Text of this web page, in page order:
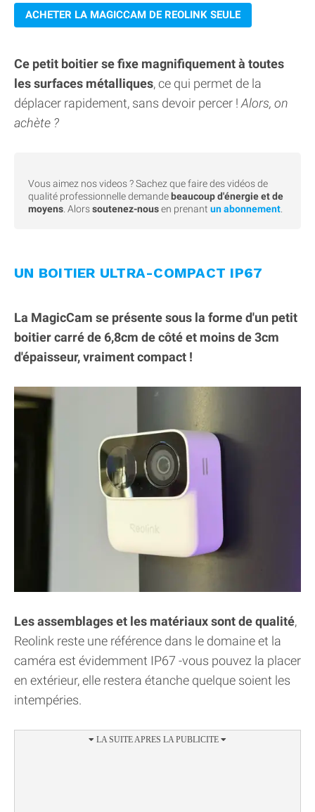
ACHETER LA MAGICCAM DE REOLINK SEULE
Ce petit boitier se fixe magnifiquement à toutes
les surfaces métalliques, ce qui permet de la
déplacer rapidement, sans devoir percer ! Alors, on
achète ?
Vous aimez nos videos ? Sachez que faire des vidéos de
qualité professionnelle demandebeaucoup d'énergie et de
moyens . Alorssoutenez-nousen prenant un abonnement
UN BOITIER ULTRA-COMPACT IP67
La MagicCam se présente sous la forme d'un petit
boitier carré de 6,8cm de côté et moins de 3cm
d'épaisseur, vraiment compact !
Les assemblages et les matériaux sont de qualité,
Reolink reste une référence dans le domaine et la
caméra est évidemment IP67 -vous pouvez la placer
en extérieur, elle restera étanche quelque soient les
intempéries.